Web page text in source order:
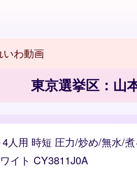
いわ動画
東京選挙区：山
人用 時短 圧力/炒め/無水/
イト CY3811J0A